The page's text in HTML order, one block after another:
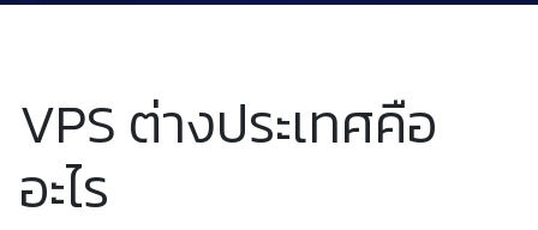
VPS ต่างประเทศคือ
อะไร